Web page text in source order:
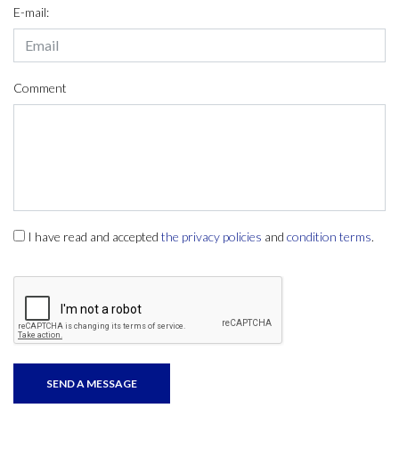
E-mail:
Comment
I have read and accepted the privacy policies and condition terms.